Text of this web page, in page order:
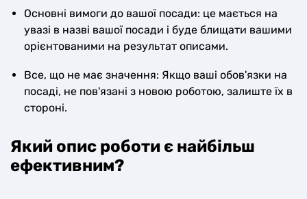
Основні вимоги до вашої посади: це мається на
увазі в назві вашої посади і буде блищати вашими
орієнтованими на результат описами.
Все, що не має значення: Якщо ваші обов'язки на
посаді, не пов'язані з новою роботою, залиште їх в
стороні.
Який опис роботи є найбільш
ефективним?